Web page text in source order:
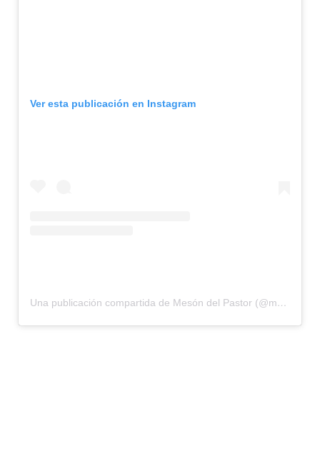
Ver esta publicación en Instagram
Una publicación compartida de Mesón del Pastor (@mesondelpastor)